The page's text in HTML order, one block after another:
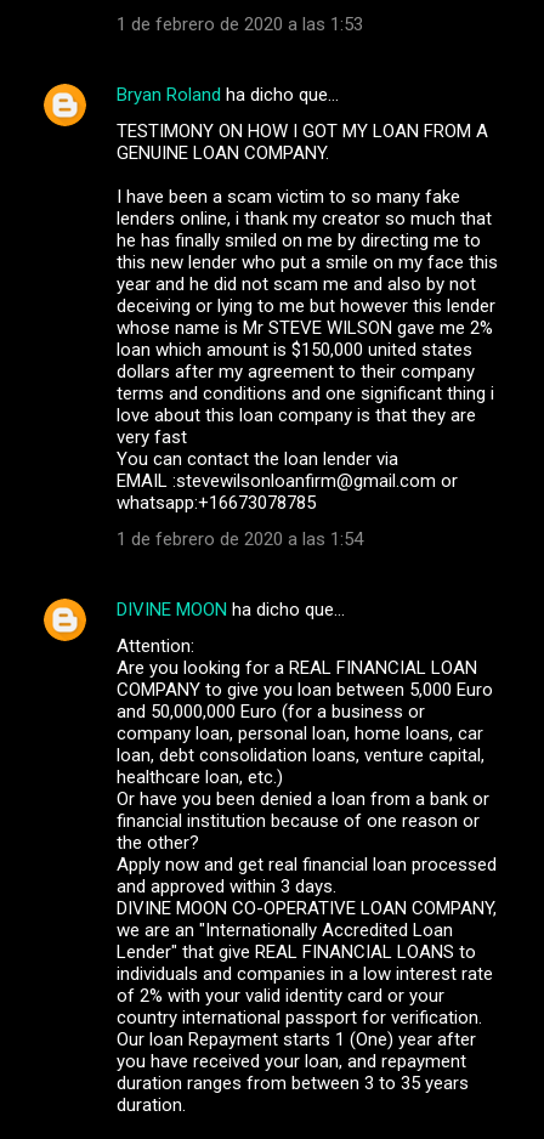
1 de febrero de 2020 a las 1:53
Bryan Roland ha dicho que…
TESTIMONY ON HOW I GOT MY LOAN FROM A
GENUINE LOAN COMPANY.
I have been a scam victim to so many fake
lenders online, i thank my creator so much that
he has finally smiled on me by directing me to
this new lender who put a smile on my face this
year and he did not scam me and also by not
deceiving or lying to me but however this lender
whose name is Mr STEVE WILSON gave me 2%
loan which amount is $150,000 united states
dollars after my agreement to their company
terms and conditions and one significant thing i
love about this loan company is that they are
very fast
You can contact the loan lender via
EMAIL :stevewilsonloanfirm@gmail.com or
whatsapp:+16673078785
1 de febrero de 2020 a las 1:54
DIVINE MOON ha dicho que…
Attention:
Are you looking for a REAL FINANCIAL LOAN
COMPANY to give you loan between 5,000 Euro
and 50,000,000 Euro (for a business or
company loan, personal loan, home loans, car
loan, debt consolidation loans, venture capital,
healthcare loan, etc.)
Or have you been denied a loan from a bank or
financial institution because of one reason or
the other?
Apply now and get real financial loan processed
and approved within 3 days.
DIVINE MOON CO-OPERATIVE LOAN COMPANY,
we are an "Internationally Accredited Loan
Lender" that give REAL FINANCIAL LOANS to
individuals and companies in a low interest rate
of 2% with your valid identity card or your
country international passport for verification.
Our loan Repayment starts 1 (One) year after
you have received your loan, and repayment
duration ranges from between 3 to 35 years
duration.